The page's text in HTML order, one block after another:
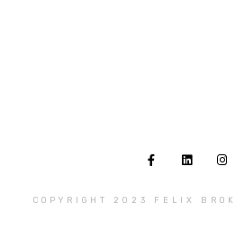
COPYRIGHT 2023 FELIX